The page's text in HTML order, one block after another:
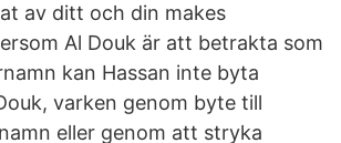
av ditt och din makes
Al Douk är att betrakta som
kan Hassan inte byta
varken genom byte till
eller genom att stryka